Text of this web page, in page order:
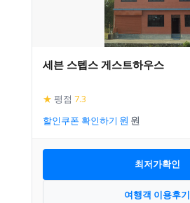
세븐 스텝스 게스트하우스
★ 평점 7.3
할인쿠폰 확인하기
최저가확인
여행객 이용후기